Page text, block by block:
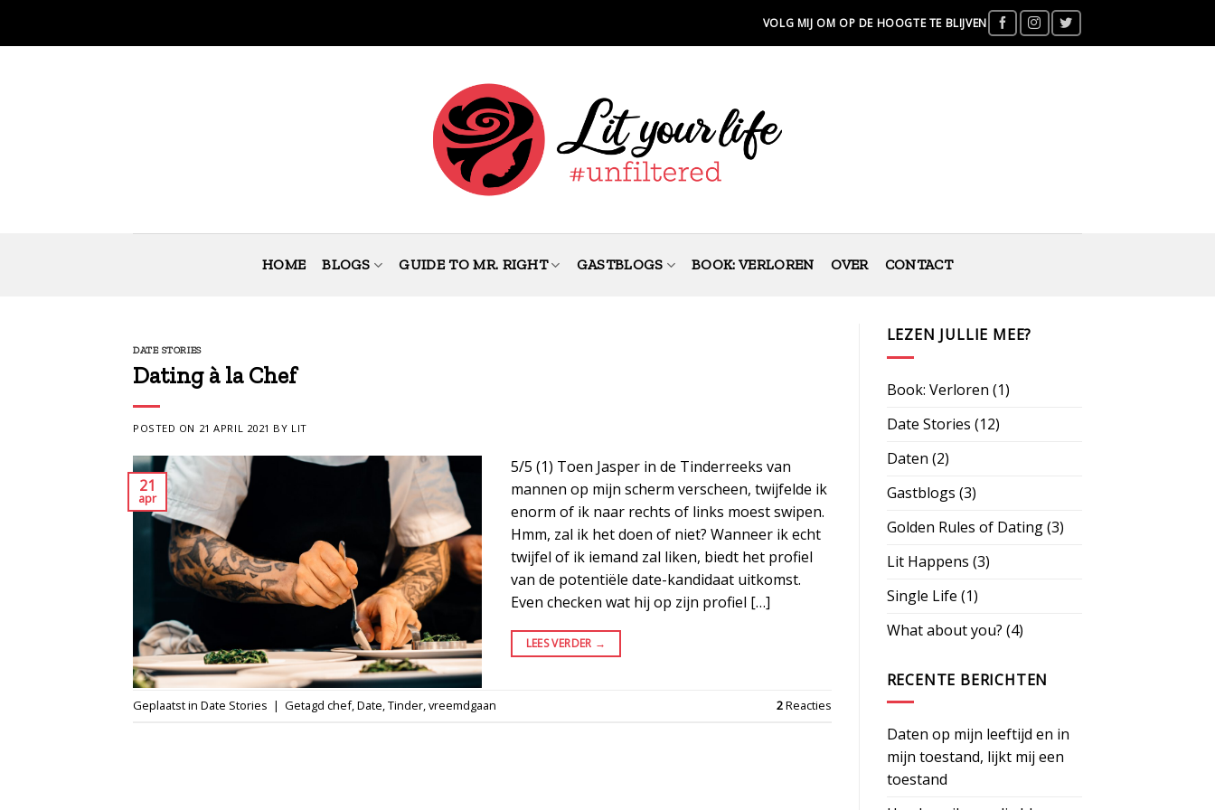
VOLG MIJ OM OP DE HOOGTE TE BLIJVEN
HOME BLOGS GUIDE TO MR. RIGHT GASTBLOGS BOOK: VERLOREN OVER CONTACT
DATE STORIES
Dating à la Chef
POSTED ON 21 APRIL 2021 BY LIT
21
apr
5/5 (1) Toen Jasper in de Tinderreeks van
mannen op mijn scherm verscheen, twijfelde ik
enorm of ik naar rechts of links moest swipen.
Hmm, zal ik het doen of niet? Wanneer ik echt
twijfel of ik iemand zal liken, biedt het profiel
van de potentiële date-kandidaat uitkomst.
Even checken wat hij op zijn profiel […]
LEES VERDER →
Geplaatst in Date Stories | Getagd chef,Date,Tinder,vreemdgaan 2Reacties
LEZEN JULLIE MEE?
Book: Verloren (1)
Date Stories (12)
Daten (2)
Gastblogs (3)
Golden Rules of Dating(3)
Lit Happens (3)
Single Life (1)
What about you? (4)
RECENTE BERICHTEN
Daten op mijn leeftijd en in
mijn toestand, lijkt mij een
toestand